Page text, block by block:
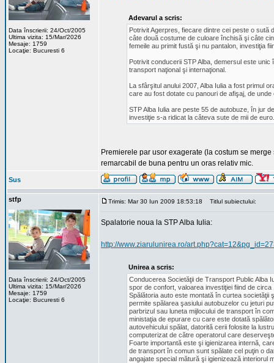
Data înscrierii: 24/Oct/2005
Ultima vizita: 15/Mar/2026
Mesaje: 1759
Locaţie: Bucuresti 6
Adevarul a scris:
Potrivit Agerpres, fiecare dintre cei peste o sută
câte două costume de culoare închisă şi câte
femeile au primit fustă şi nu pantalon, investiţia
Potrivit conducerii STP Alba, demersul este
transport naţional şi internaţional.
La sfârşitul anului 2007, Alba Iulia a fost primul
care au fost dotate cu panouri de afişaj, de
STP Alba Iulia are peste 55 de autobuze, în jur
investiţie s-a ridicat la câteva sute de mii de euro.
Premierele par usor exagerate (la costum se
remarcabil de buna pentru un oras relativ mic.
Sus
stfp
Data înscrierii: 24/Oct/2005
Ultima vizita: 15/Mar/2026
Mesaje: 1759
Locaţie: Bucuresti 6
Trimis: Mar 30 Iun 2009 18:53:18 Titlul subiectului:
Spalatorie noua la STP Alba Iulia:
http://www.ziarulunirea.ro/
Unirea a scris:
Conducerea Societăţii de Transport Public Alba
spor de confort, valoarea investiţiei fiind de circa
Spălătoria auto este montată în curtea societăţii
permite spălarea şasiului autobuzelor cu jeturi
parbrizul sau luneta mijlocului de transport în
ministaţia de epurare cu care este dotată
autovehicului spălat, datorită cerii folosite la
computerizat de către operatorul care
Foarte importantă este şi igienizarea internă,
de transport în comun sunt spălate cel puţin o
angajate special mătură şi igienizează interiorul